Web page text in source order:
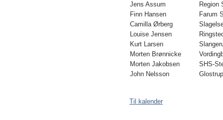
Jens Assum
Region
Finn Hansen
Farum
Camilla Ørberg
Louise Jensen
Kurt Larsen
Morten Brønnicke
Morten Jakobsen
SHS-
John Nelsson
Til kalender